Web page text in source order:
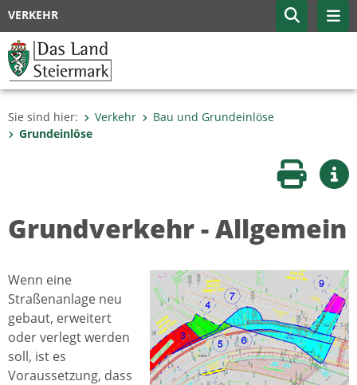
VERKEHR
Sie sind hier: Verkehr
Bau und Grundeinlöse
Grundeinlöse
Seite
Grundverkehr - Allgemein
Wenn eine
Straßenanlage neu
gebaut, erweitert
oder verlegt werden
soll, ist es
Voraussetzung, dass